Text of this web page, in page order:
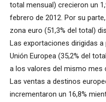
total mensual) crecieron un
febrero de 2012. Por su
zona euro (51,3% del total)
Las exportaciones dirigidas
Unión Europea (35,2% del
a los valores del mismo mes
Las ventas a destinos
incrementaron un 16,8%